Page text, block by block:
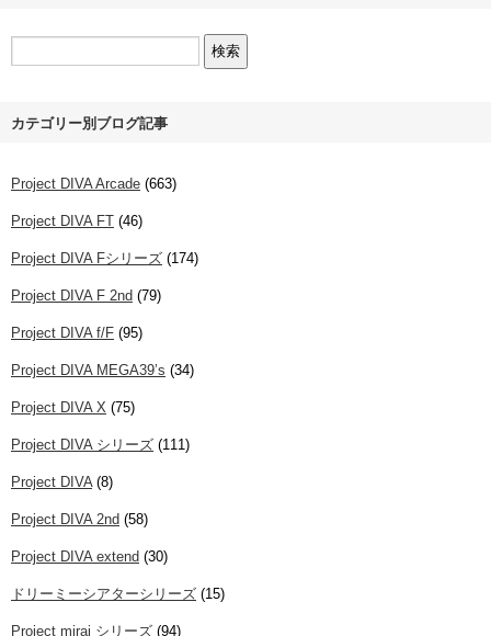
カテゴリー別ブログ記事
Project DIVA Arcade (663)
Project DIVA FT (46)
Project DIVA Fシリーズ (174)
Project DIVA F 2nd (79)
Project DIVA f/F (95)
Project DIVA MEGA39’s (34)
Project DIVA X (75)
Project DIVA シリーズ (111)
Project DIVA(8)
Project DIVA 2nd (58)
Project DIVA extend (30)
ドリーミーシアターシリーズ (15)
Project mirai シリーズ (94)